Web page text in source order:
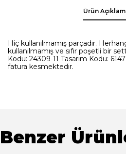
Ürün
Hiç kullanılmamış parçadır.
kullanılmamış ve sıfır poşetli bir
Kodu: 24309-11 Tasarım Kodu:
fatura kesmektedir.
Benzer